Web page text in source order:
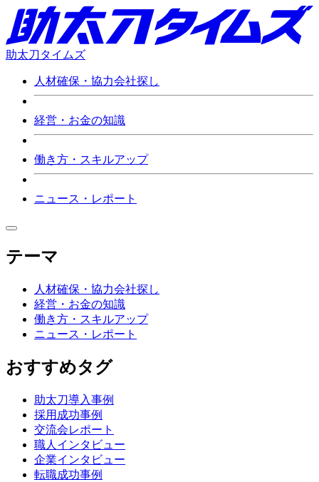
助太刀タイムズ
人材確保・協力会社探し
経営・お金の知識
働き方・スキルアップ
ニュース・レポート
テーマ
人材確保・協力会社探し
経営・お金の知識
働き方・スキルアップ
ニュース・レポート
おすすめタグ
助太刀導入事例
採用成功事例
交流会レポート
職人インタビュー
企業インタビュー
転職成功事例